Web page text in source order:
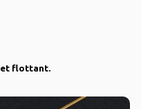
flottant.